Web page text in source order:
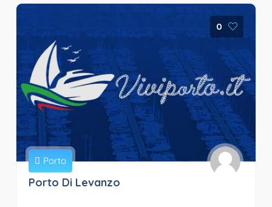
0
Porto
Porto Di Levanzo